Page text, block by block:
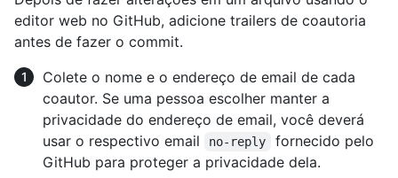
editor web no GitHub, adicione trailers de coautoria
antes de fazer o commit.
Colete o nome e o endereço de email de cada
coautor. Se uma pessoa escolher manter a
privacidade do endereço de email, você deverá
usar o respectivo email
no-reply
fornecido pelo
GitHub para proteger a privacidade dela.